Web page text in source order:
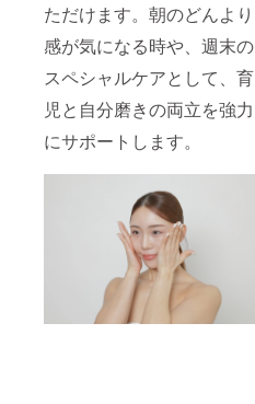
ただけます。朝のどんより
感が気になる時や、週末の
スペシャルケアとして、育
児と自分磨きの両立を強力
にサポートします。